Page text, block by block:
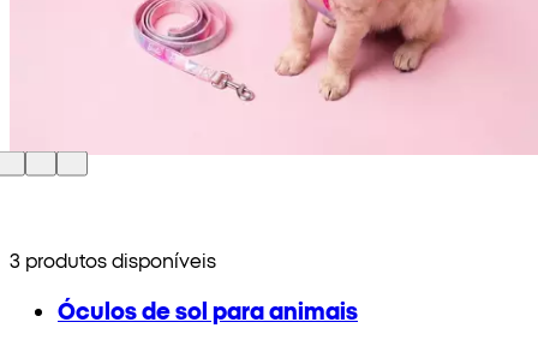
3 produtos disponíveis
Óculos de sol para animais